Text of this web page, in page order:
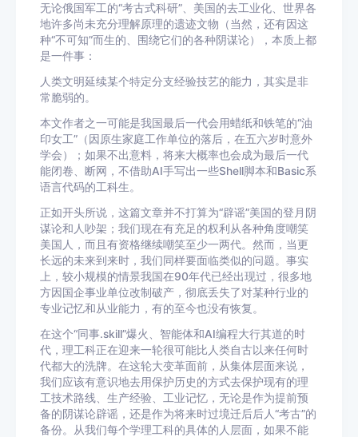
无论俄国军工的“考古式科研”、美国的去工业化、世界各
地许多尚未充分理解原理的遗迹文物（当然，还有因这
种“不可知”而生的、围绕它们的各种阴谋论），本质上都
是一件事：
人类文明延续某个特定分支经验技艺的能力，其实是非
常脆弱的。
本文作者之一可能是我国最后一代会用蜡纸和铁笔的“油
印女工”（因原生家庭工作单位的落后，在五六岁时意外
学会）；如果不出意料，将来大概率也会成为最后一代
能闭卷、断网，不借助AI手写出一些Shell脚本和Basic系
语言代码的工科生。
正如开头所说，这篇文章并不打算为“辟谣”美国的登月阴
谋论和人吵架；我们现在有充足的权利从各种角度嘲笑
美国人，而且有资格继续嘲笑至少一两代。然而，当更
长远的未来到来时，我们同样要面临类似的问题。事实
上，较小规模的情景我国在90年代已经出现过，很多地
方因国企事业单位改制破产，彻底丢失了对某种行业的
专业记忆和从业能力，有的至今也没有恢复。
在这个“同事.skill”爆火、智能体和AI编程大行其道的时
代，理工科正在迎来一轮很可能比人类自古以来任何时
代都大的洗牌。在这轮大变革面前，从集体层面来说，
我们应该有意识地去用保护历史的方式去保护现有的理
工技术路线、生产经验、工业记忆，无论是作为提前预
备的阴谋论辟谣，还是作为将来时过境迁后后人“考古”的
备份。从我们每个学理工科的具体的人层面，如果不能